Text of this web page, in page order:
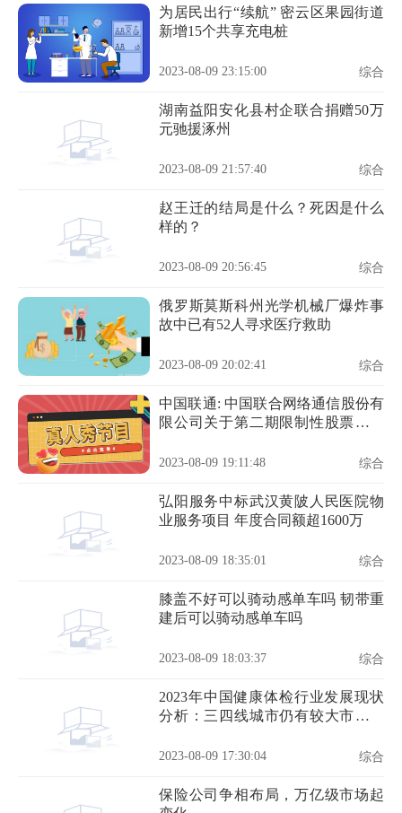
为居民出行“续航” 密云区果园街道
新增15个共享充电桩
2023-08-09 23:15:00 综合
湖南益阳安化县村企联合捐赠50万
元驰援涿州
2023-08-09 21:57:40 综合
赵王迁的结局是什么？死因是什么
样的？
2023-08-09 20:56:45 综合
俄罗斯莫斯科州光学机械厂爆炸事
故中已有52人寻求医疗救助
2023-08-09 20:02:41 综合
中国联通: 中国联合网络通信股份有
限公司关于第二期限制性股票激励
成的公告
2023-08-09 19:11:48 综合
弘阳服务中标武汉黄陂人民医院物
业服务项目 年度合同额超1600万
2023-08-09 18:35:01 综合
膝盖不好可以骑动感单车吗 韧带重
建后可以骑动感单车吗
2023-08-09 18:03:37 综合
2023年中国健康体检行业发展现状
分析：三四线城市仍有较大市场开
2023-08-09 17:30:04 综合
保险公司争相布局，万亿级市场起